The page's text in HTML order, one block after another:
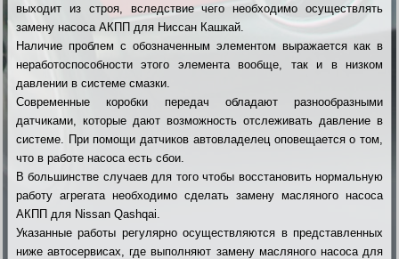
выходит из строя, вследствие чего необходимо осуществлять
замену насоса АКПП для Ниссан Кашкай.
Наличие проблем с обозначенным элементом выражается как в
неработоспособности этого элемента вообще, так и в низком
давлении в системе смазки.
Современные коробки передач обладают разнообразными
датчиками, которые дают возможность отслеживать давление в
системе. При помощи датчиков автовладелец оповещается о том,
что в работе насоса есть сбои.
В большинстве случаев для того чтобы восстановить нормальную
работу агрегата необходимо сделать замену масляного насоса
АКПП для Nissan Qashqai.
Указанные работы регулярно осуществляются в представленных
ниже автосервисах, где выполняют замену масляного насоса для